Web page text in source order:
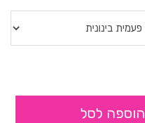
הוספה לסל